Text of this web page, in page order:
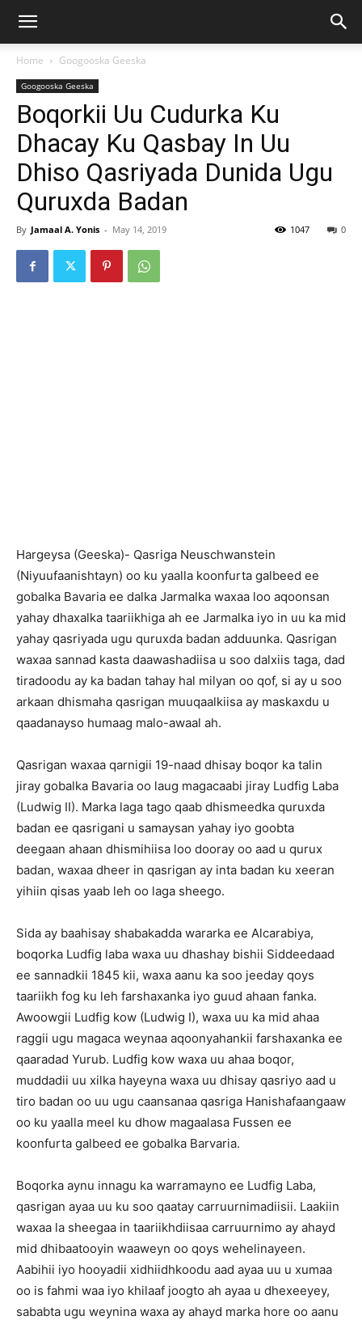
Home Googooska Geeska
Googooska Geeska
Boqorkii Uu Cudurka Ku
Dhacay Ku Qasbay In Uu
Dhiso Qasriyada Dunida Ugu
Quruxda Badan
By Jamaal A. Yonis - May 14, 2019 0
1047
Hargeysa (Geeska)- Qasriga Neuschwanstein
(Niyuufaanishtayn) oo ku yaalla koonfurta galbeed ee
gobalka Bavaria ee dalka Jarmalka waxaa loo aqoonsan
yahay dhaxalka taariikhiga ah ee Jarmalka iyo in uu ka mid
yahay qasriyada ugu quruxda badan adduunka. Qasrigan
waxaa sannad kasta daawashadiisa u soo dalxiis taga, dad
tiradoodu ay ka badan tahay hal milyan oo qof, si ay u soo
arkaan dhismaha qasrigan muuqaalkiisa ay maskaxdu u
qaadanayso humaag malo-awaal ah.
Qasrigan waxaa qarnigii 19-naad dhisay boqor ka talin
jiray gobalka Bavaria oo laug magacaabi jiray Ludfig Laba
(Ludwig II). Marka laga tago qaab dhismeedka quruxda
badan ee qasrigani u samaysan yahay iyo goobta
deegaan ahaan dhismihiisa loo dooray oo aad u qurux
badan, waxaa dheer in qasrigan ay inta badan ku xeeran
yihiin qisas yaab leh oo laga sheego.
Sida ay baahisay shabakadda wararka ee Alcarabiya,
boqorka Ludfig laba waxa uu dhashay bishii Siddeedaad
ee sannadkii 1845 kii, waxa aanu ka soo jeeday qoys
taariikh fog ku leh farshaxanka iyo guud ahaan fanka.
Awoowgii Ludfig kow (Ludwig I), waxa uu ka mid ahaa
raggii ugu magaca weynaa aqoonyahankii farshaxanka ee
qaaradad Yurub. Ludfig kow waxa uu ahaa boqor,
muddadii uu xilka hayeyna waxa uu dhisay qasriyo aad u
tiro badan oo uu ugu caansanaa qasriga Hanishafaangaaw
oo ku yaalla meel ku dhow magaalasa Fussen ee
koonfurta galbeed ee gobalka Barvaria.
Boqorka aynu innagu ka warramayno ee Ludfig Laba,
qasrigan ayaa uu ku soo qaatay carruurnimadiisii. Laakiin
waxaa la sheegaa in taariikhdiisaa carruurnimo ay ahayd
mid dhibaatooyin waaweyn oo qoys wehelinayeen.
Aabihii iyo hooyadii xidhiidhkoodu aad ayaa uu u xumaa
oo is fahmi waa iyo khilaaf joogto ah ayaa u dhexeeyey,
sababta ugu weynina waxa ay ahayd marka hore oo aanu